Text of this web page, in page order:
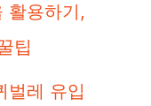
활용하기,
팁
벌레 유입